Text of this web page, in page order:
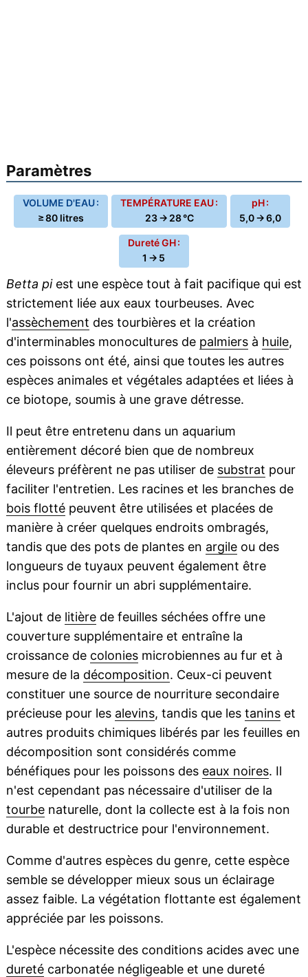
Paramètres
VOLUME D'EAU :
≥ 80 litres
TEMPÉRATURE EAU :
23 → 28 °C
pH :
5,0 → 6,0
Dureté GH :
1 → 5
Betta piest une espèce tout à fait pacifique qui est
strictement liée aux eaux tourbeuses. Avec
l'assèchement des tourbières et la création
d'interminables monocultures de palmiersà huile,
ces poissons ont été, ainsi que toutes les autres
espèces animales et végétales adaptées et liées à
ce biotope, soumis à une grave détresse.
Il peut être entretenu dans un aquarium
entièrement décoré bien que de nombreux
éleveurs préfèrent ne pas utiliser de substrat pour
faciliter l'entretien. Les racines et les branches de
bois flottépeuvent être utilisées et placées de
manière à créer quelques endroits ombragés,
tandis que des pots de plantes en argileou des
longueurs de tuyaux peuvent également être
inclus pour fournir un abri supplémentaire.
L'ajout de litièrede feuilles séchées offre une
couverture supplémentaire et entraîne la
croissance de coloniesmicrobiennes au fur et à
mesure de la décomposition. Ceux-ci peuvent
constituer une source de nourriture secondaire
précieuse pour les alevins, tandis que les taninset
autres produits chimiques libérés par les feuilles en
décomposition sont considérés comme
bénéfiques pour les poissons des eaux noires. Il
n'est cependant pas nécessaire d'utiliser de la
tourbenaturelle, dont la collecte est à la fois non
durable et destructrice pour l'environnement.
Comme d'autres espèces du genre, cette espèce
semble se développer mieux sous un éclairage
assez faible. La végétation flottante est également
appréciée par les poissons.
L'espèce nécessite des conditions acides avec une
duretécarbonatée négligeable et une dureté